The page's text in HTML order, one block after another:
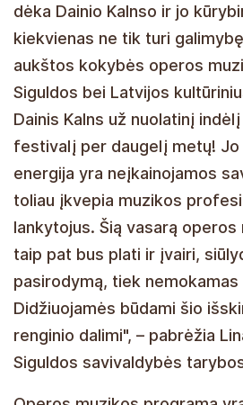
dėka Dainio Kalnso ir jo
kiekvienas ne tik turi
aukštos kokybės operos
Siguldos bei Latvijos
Dainis Kalns už nuolatinį
festivalį per daugelį metų!
energija yra neįkainojamos
toliau įkvepia muzikos
lankytojus. Šią vasarą
taip pat bus plati ir įvairi,
pasirodymą, tiek nemokamas
Didžiuojamės būdami šio
renginio dalimi", – pabrėžia
Siguldos savivaldybės